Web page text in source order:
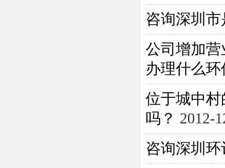
咨询深圳
公司增加
办理什么
位于城中
吗？ 2012-
咨询深圳